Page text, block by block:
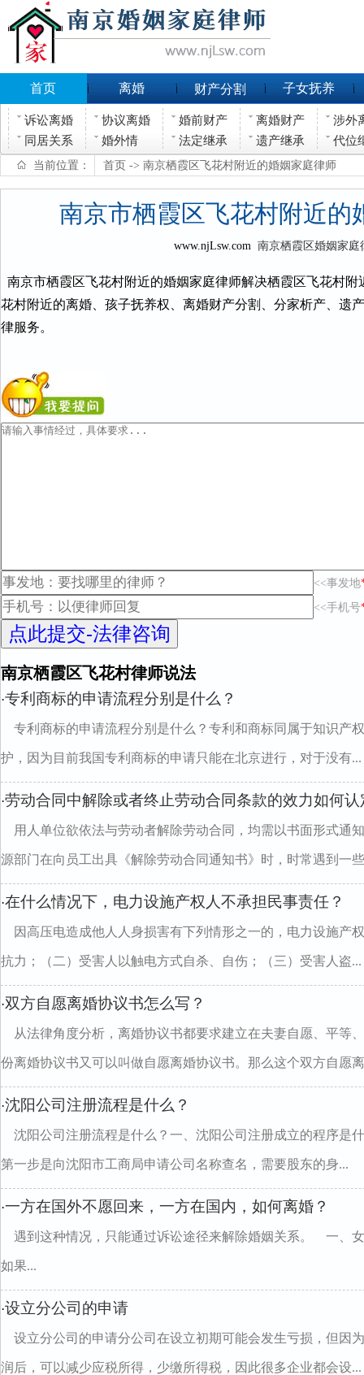
首页 离婚 财产分割 子女抚养
诉讼离婚 协议离婚 婚前财产 离婚财产
涉外
同居关系
婚外情 法定继承 遗产继承 代位
当前位置： 首页 -> 南京栖霞区飞花村附近的婚姻家庭律师
南京市栖霞区飞花村附近的
www.njLsw.com南京栖霞区婚姻家庭
南京市栖霞区飞花村附近的婚姻家庭律师解决栖霞区飞花村
花村附近的离婚、孩子抚养权、离婚财产分割、分家析产、遗
律服务。
<<事发地
<<手机号
南京栖霞区飞花村律师说法
·专利商标的申请流程分别是什么？
专利商标的申请流程分别是什么？专利和商标同属于知识产
护，因为目前我国专利商标的申请只能在北京进行，对于没有...
·劳动合同中解除或者终止劳动合同条款的效力如何认
用人单位欲依法与劳动者解除劳动合同，均需以书面形式通
源部门在向员工出具《解除劳动合同通知书》时，时常遇到一
·在什么情况下，电力设施产权人不承担民事责任？
因高压电造成他人人身损害有下列情形之一的，电力设施产
抗力；（二）受害人以触电方式自杀、自伤；（三）受害人盗...
·双方自愿离婚协议书怎么写？
从法律角度分析，离婚协议书都要求建立在夫妻自愿、平等
份离婚协议书又可以叫做自愿离婚协议书。那么这个双方自愿
·沈阳公司注册流程是什么？
沈阳公司注册流程是什么？一、沈阳公司注册成立的程序是
第一步是向沈阳市工商局申请公司名称查名，需要股东的身...
·一方在国外不愿回来，一方在国内，如何离婚？
遇到这种情况，只能通过诉讼途径来解除婚姻关系。 一、
如果...
·设立分公司的申请
设立分公司的申请分公司在设立初期可能会发生亏损，但因
润后，可以减少应税所得，少缴所得税，因此很多企业都会设...